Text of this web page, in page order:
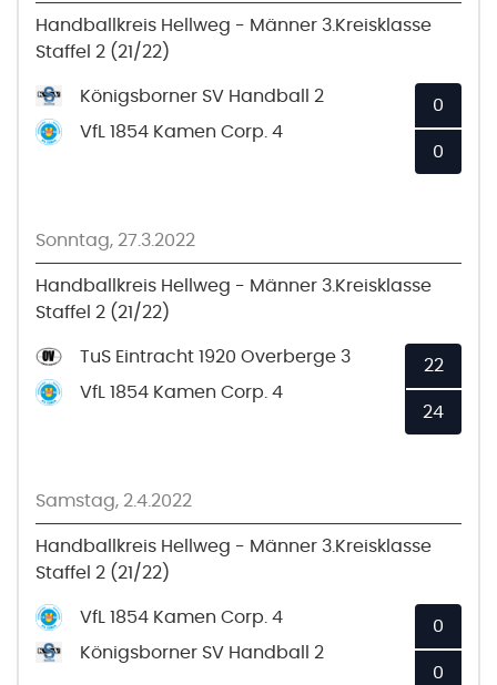
Handballkreis Hellweg - Männer 3.Kreisklasse
Staffel 2 (21/22)
Königsborner SV Handball 2
VfL 1854 Kamen Corp. 4
0
0
Sonntag, 27.3.2022
Handballkreis Hellweg - Männer 3.Kreisklasse
Staffel 2 (21/22)
TuS Eintracht 1920 Overberge 3
VfL 1854 Kamen Corp. 4
22
24
Samstag, 2.4.2022
Handballkreis Hellweg - Männer 3.Kreisklasse
Staffel 2 (21/22)
VfL 1854 Kamen Corp. 4
Königsborner SV Handball 2
0
0